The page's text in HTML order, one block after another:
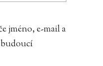
jméno, e-mail a